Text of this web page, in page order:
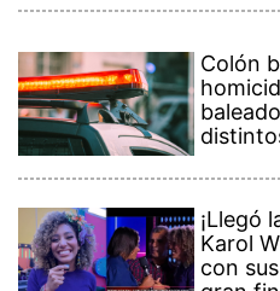
Colón
¡Llegó
Karol
con